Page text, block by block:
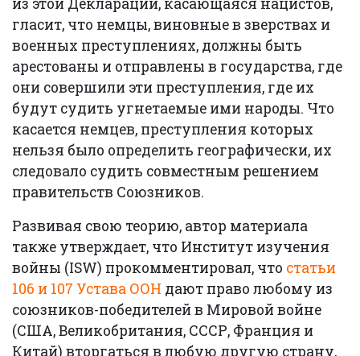
из этой Декларации, касающаяся нацистов,
гласит, что немцы, виновные в зверствах и
военных преступлениях, должны быть
арестованы и отправлены в государства, где
они совершили эти преступления, где их
будут судить угнетаемые ими народы. Что
касается немцев, преступления которых
нельзя было определить географически, их
следовало судить совместным решением
правительств Союзников.
Развивая свою теорию, автор материала
также утверждает, что Институт изучения
войны (ISW) прокомментировал, что статьи
106 и 107 Устава ООН дают право любому из
союзников-победителей в Мировой войне
(США, Великобритания, СССР, Франция и
Китай) вторгаться в любую другую страну,